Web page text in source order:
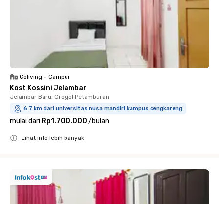
Coliving • Campur
Kost Kossini Jelambar
Jelambar Baru, Grogol Petamburan
6.7 km dari universitas nusa mandiri kampus cengkareng
mulai dari Rp1.700.000 /bulan
Lihat info lebih banyak